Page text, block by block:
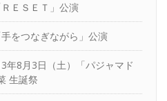
ＥＳＥＴ」公演
をつなぎながら」公演
年8月3日（土）「パジャマド
生誕祭